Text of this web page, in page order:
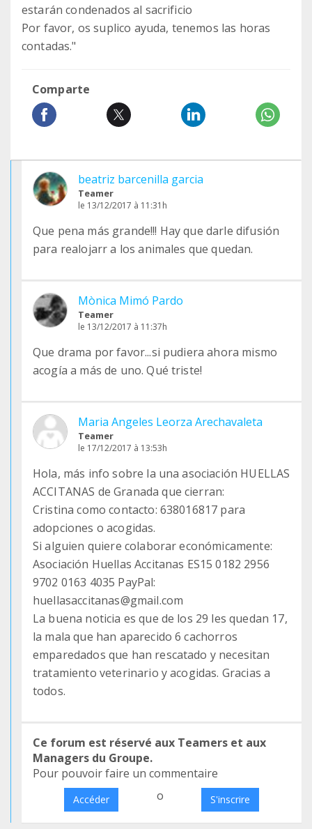
estarán condenados al sacrificio
Por favor, os suplico ayuda, tenemos las horas
contadas."
Comparte
beatriz barcenilla garcia
Teamer
le 13/12/2017 à 11:31h
Que pena más grande!!! Hay que darle difusión
para realojarr a los animales que quedan.
Mònica Mimó Pardo
Teamer
le 13/12/2017 à 11:37h
Que drama por favor...si pudiera ahora mismo
acogía a más de uno. Qué triste!
Maria Angeles Leorza Arechavaleta
Teamer
le 17/12/2017 à 13:53h
Hola, más info sobre la una asociación HUELLAS
ACCITANAS de Granada que cierran:
Cristina como contacto: 638016817 para
adopciones o acogidas.
Si alguien quiere colaborar económicamente:
Asociación Huellas Accitanas ES15 0182 2956
9702 0163 4035 PayPal:
huellasaccitanas@gmail.com
La buena noticia es que de los 29 les quedan 17,
la mala que han aparecido 6 cachorros
emparedados que han rescatado y necesitan
tratamiento veterinario y acogidas. Gracias a
todos.
Ce forum est réservé aux Teamers et aux
Managers du Groupe.
Pour pouvoir faire un commentaire
Accéder o S'inscrire